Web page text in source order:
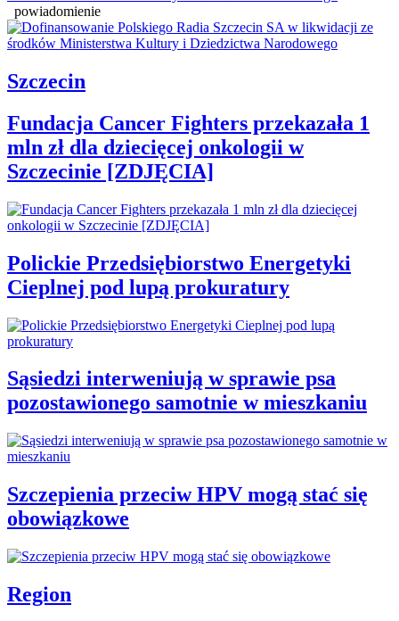
powiadomienie
Szczecin
Fundacja Cancer Fighters przekazała 1
mln zł dla dziecięcej onkologii w
Szczecinie [ZDJĘCIA]
Polickie Przedsiębiorstwo Energetyki
Cieplnej pod lupą prokuratury
Sąsiedzi interweniują w sprawie psa
pozostawionego samotnie w mieszkaniu
Szczepienia przeciw HPV mogą stać się
obowiązkowe
Region